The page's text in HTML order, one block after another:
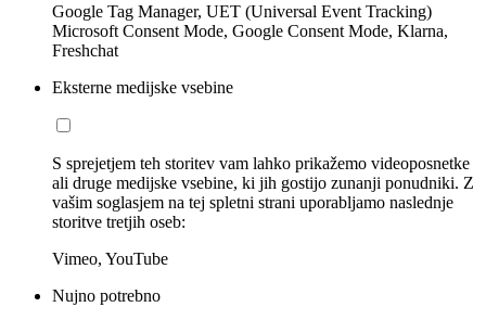
Google Tag Manager, UET (Universal Event Tracking)
Microsoft Consent Mode, Google Consent Mode, Klarna,
Freshchat
Eksterne medijske vsebine
S sprejetjem teh storitev vam lahko prikažemo videoposnetke
ali druge medijske vsebine, ki jih gostijo zunanji ponudniki. Z
vašim soglasjem na tej spletni strani uporabljamo naslednje
storitve tretjih oseb:
Vimeo, YouTube
Nujno potrebno